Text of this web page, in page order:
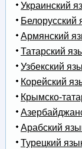
Украинский
Белорусский
Армянский
Татарский
Узбекский
Корейский
Крымско-
Арабский
Турецкий